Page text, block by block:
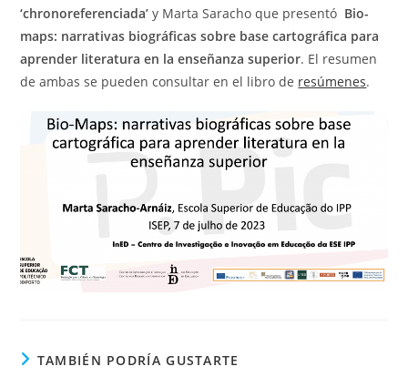
‘chronoreferenciada’ y Marta Saracho que presentó Bio-
maps: narrativas biográficas sobre base cartográfica para
aprender literatura en la enseñanza superior. El resumen
de ambas se pueden consultar en el libro de resúmenes.
TAMBIÉN PODRÍA GUSTARTE